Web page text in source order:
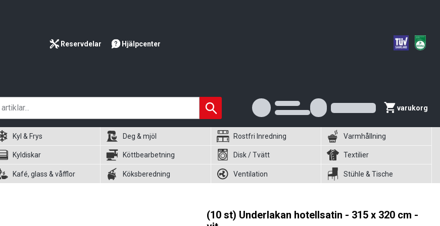
Reservdelar Hjälpcenter
varukorg
Kyl & Frys Deg & mjöl Rostfri Inredning Varmhållning
Kyldiskar Köttbearbetning Disk / Tvätt Textilier
Kafé, glass & våfflor Köksberedning Ventilation Stühle & Tische
(10 st) Underlakan hotellsatin - 315 x 320 cm -